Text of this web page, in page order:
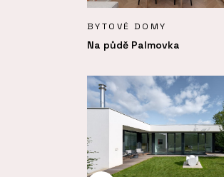
BYTOVÉ DOMY
Na půdě Palmovka